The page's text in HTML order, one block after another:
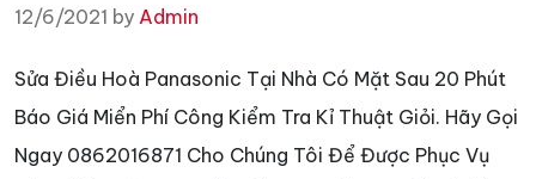
12/6/2021 by Admin
Sửa Điều Hoà Panasonic Tại Nhà Có Mặt Sau 20 Phút
Báo Giá Miển Phí Công Kiểm Tra Kỉ Thuật Giỏi. Hãy Gọi
Ngay 0862016871 Cho Chúng Tôi Để Được Phục Vụ